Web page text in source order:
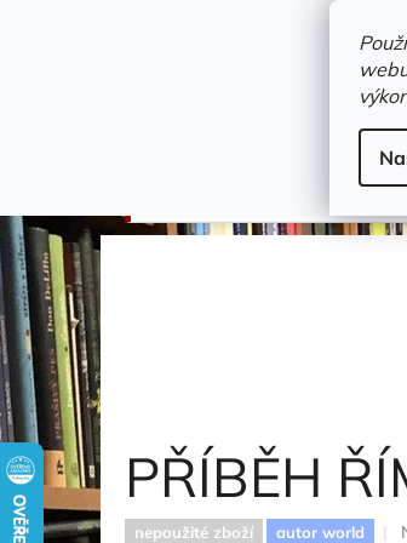
PŘÍBĚH ŘÍMSKÉHO
PŘÍBĚH
nepoužité zboží autor world